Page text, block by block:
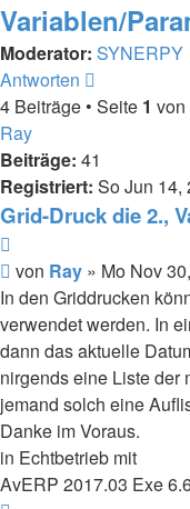
Variablen/
Moderator: SYNERPY
Antworten
4 Beiträge • Seite 1 von
Ray
Beiträge: 41
Registriert: So Jun 14,
Grid-Druck die 2.,
Beitrag
von Ray » Mo Nov
In den Griddrucken
verwendet werden. In
dann das aktuelle
nirgends eine Liste der
jemand solch eine
Danke im Voraus.
in Echtbetrieb mit
AvERP 2017.03 Exe